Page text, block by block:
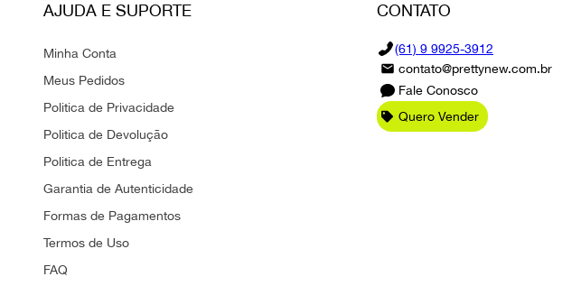
AJUDA E SUPORTE
Minha Conta
Meus Pedidos
Politica de Privacidade
Politica de Devolução
Politica de Entrega
Garantia de Autenticidade
Formas de Pagamentos
Termos de Uso
FAQ
CONTATO
(61) 9 9925-3912
contato@prettynew.com.br
Fale Conosco
Quero Vender